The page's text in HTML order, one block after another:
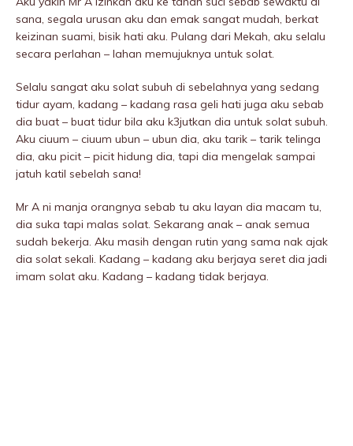
sana, segala urusan aku dan emak sangat mudah, berkat
keizinan suami, bisik hati aku. Pulang dari Mekah, aku selalu
secara perlahan – lahan memujuknya untuk solat.
Selalu sangat aku solat subuh di sebeIahnya yang sedang
tidur ayam, kadang – kadang rasa geli hati juga aku sebab
dia buat – buat tidur bila aku k3jutkan dia untuk solat subuh.
Aku ciuum – ciuum ubun – ubun dia, aku tarik – tarik telinga
dia, aku picit – picit hidung dia, tapi dia mengelak sampai
jatuh katil sebeIah sana!
Mr A ni manja orangnya sebab tu aku layan dia macam tu,
dia suka tapi malas solat. Sekarang anak – anak semua
sudah bekerja. Aku masih dengan rutin yang sama nak ajak
dia solat sekali. Kadang – kadang aku berjaya seret dia jadi
imam solat aku. Kadang – kadang tidak berjaya.